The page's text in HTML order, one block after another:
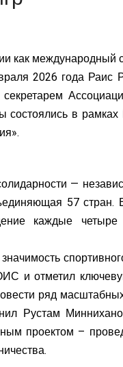
как международный
2026 года Раис
в
—
57
каждые
и отметил
ряд
Рустам
проектом –